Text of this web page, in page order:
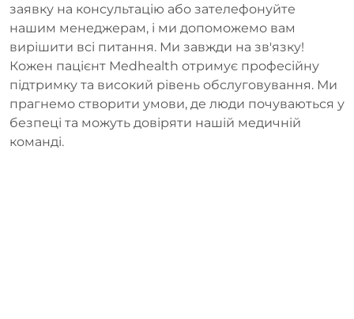
заявку на консультацію або зателефонуйте
нашим менеджерам, і ми допоможемо вам
вирішити всі питання. Ми завжди на зв'язку!
Кожен пацієнт Medhealth отримує професійну
підтримку та високий рівень обслуговування. Ми
прагнемо створити умови, де люди почуваються у
безпеці та можуть довіряти нашій медичній
команді.